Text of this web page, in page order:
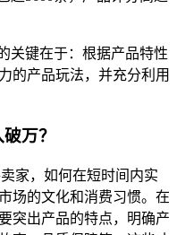
关键在于：根据产品特性
的产品玩法，并充分利用
万？
家，如何在短时间内实
场的文化和消费习惯。在
突出产品的特点，明确产